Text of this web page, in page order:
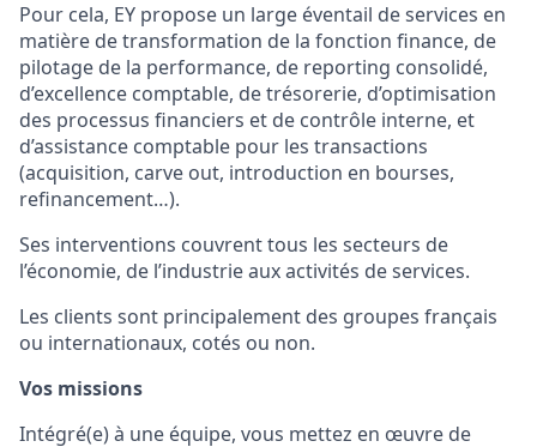
Pour cela, EY propose un large éventail de services en
matière de transformation de la fonction finance, de
pilotage de la performance, de reporting consolidé,
d’excellence comptable, de trésorerie, d’optimisation
des processus financiers et de contrôle interne, et
d’assistance comptable pour les transactions
(acquisition, carve out, introduction en bourses,
refinancement…).
Ses interventions couvrent tous les secteurs de
l’économie, de l’industrie aux activités de services.
Les clients sont principalement des groupes français
ou internationaux, cotés ou non.
Vos missions
Intégré(e) à une équipe, vous mettez en œuvre de